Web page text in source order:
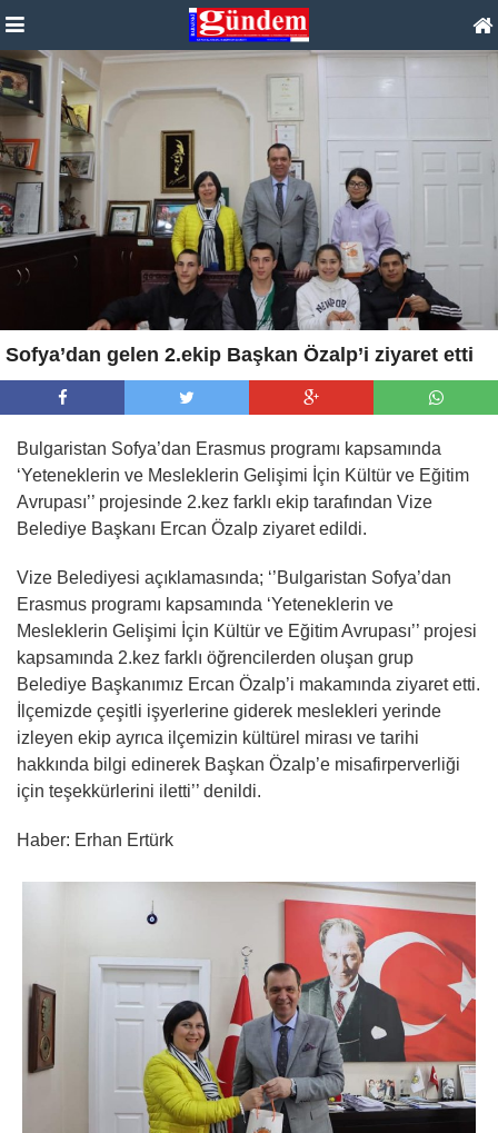
Sofya’dan gelen 2.ekip Başkan Özalp’i ziyaret etti
Bulgaristan Sofya’dan Erasmus programı kapsamında
‘Yeteneklerin ve Mesleklerin Gelişimi İçin Kültür ve Eğitim
Avrupası’’ projesinde 2.kez farklı ekip tarafından Vize
Belediye Başkanı Ercan Özalp ziyaret edildi.
Vize Belediyesi açıklamasında; ‘’Bulgaristan Sofya’dan
Erasmus programı kapsamında ‘Yeteneklerin ve
Mesleklerin Gelişimi İçin Kültür ve Eğitim Avrupası’’ projesi
kapsamında 2.kez farklı öğrencilerden oluşan grup
Belediye Başkanımız Ercan Özalp’i makamında ziyaret etti.
İlçemizde çeşitli işyerlerine giderek meslekleri yerinde
izleyen ekip ayrıca ilçemizin kültürel mirası ve tarihi
hakkında bilgi edinerek Başkan Özalp’e misafirperverliği
için teşekkürlerini iletti’’ denildi.
Haber: Erhan Ertürk